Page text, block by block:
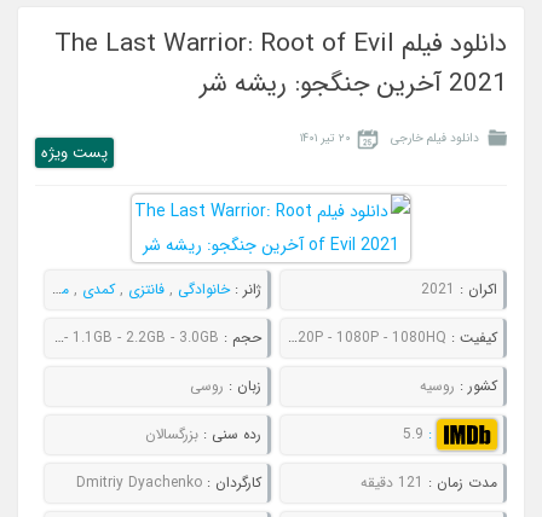
دانلود فیلم The Last Warrior: Root of Evil
2021 آخرین جنگجو: ریشه شر
دانلود فیلم خارجی ۲۰ تیر ۱۴۰۱
پست ويژه
اکران : 2021 ژانر :خانوادگی , فانتزی ,کمدی , ماجراجویی
کیفیت : 480P - 720P - 1080P - 1080HQ حجم : 816MB - 1.1GB - 2.2GB - 3.0GB
کشور : روسیه زبان : روسی
:
5.9 رده سنی : بزرگسالان
مدت زمان : 121 دقیقه کارگردان : Dmitriy Dyachenko